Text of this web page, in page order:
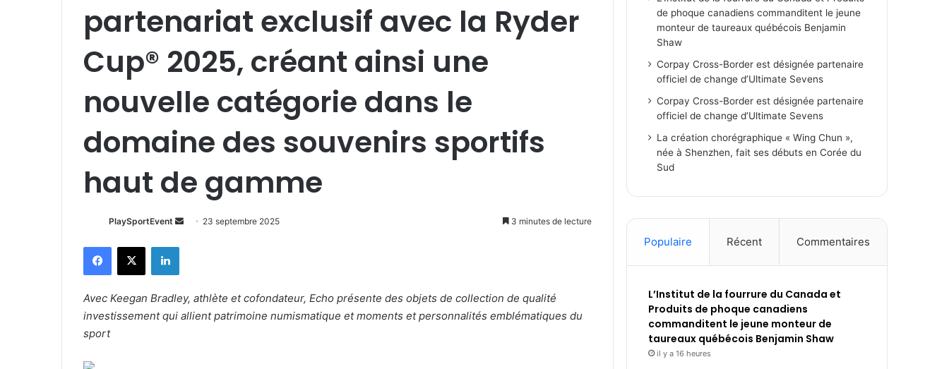
partenariat exclusif avec la Ryder
Cup® 2025, créant ainsi une
nouvelle catégorie dans le
domaine des souvenirs sportifs
haut de gamme
PlaySportEvent
Envoyer23 septembre 2025 3 minutes de lecture
Facebook
X Linkedin
Avec Keegan Bradley, athlète et cofondateur, Echo présente des objets de collection de qualité
investissement qui allient patrimoine numismatique et moments et personnalités emblématiques du
sport
de phoque canadiens commanditent le jeune
monteur de taureaux québécois Benjamin
Shaw
Corpay Cross-Border est désignée partenaire
officiel de change d’Ultimate Sevens
Corpay Cross-Border est désignée partenaire
officiel de change d’Ultimate Sevens
La création chorégraphique « Wing Chun »,
née à Shenzhen, fait ses débuts en Corée du
Sud
Populaire Récent Commentaires
L’Institut de la fourrure du Canada et
Produits de phoque canadiens
commanditent le jeune monteur de
taureaux québécois Benjamin Shaw
il y a 16 heures